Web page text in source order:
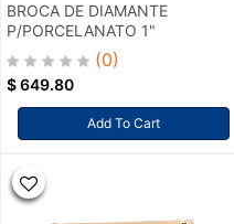
BROCA DE DIAMANTE
P/PORCELANATO 1"
(0)
$649.80
Add To Cart